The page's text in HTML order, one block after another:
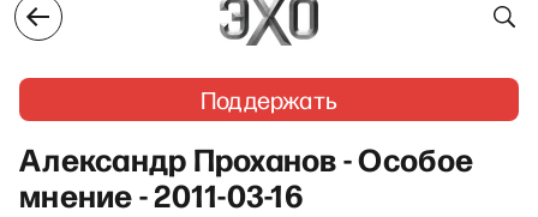
Поддержать
Александр Проханов - Особое
мнение - 2011-03-16